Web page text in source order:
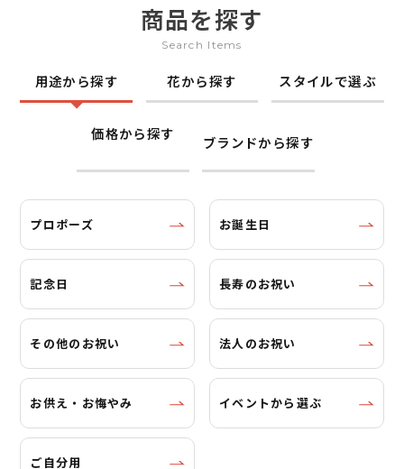
商品を探す
Search Items
用途から探す 花から探す スタイルで選ぶ
価格から探す ブランドから探す
プロポーズ お誕生日
記念日 長寿のお祝い
その他のお祝い 法人のお祝い
お供え・お悔やみ イベントから選ぶ
ご自分用